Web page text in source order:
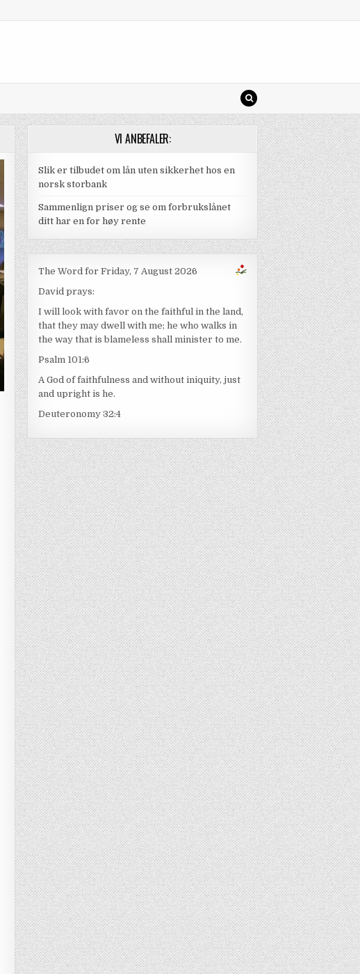
VI ANBEFALER:
Slik er tilbudet om lån uten sikkerhet hos en
norsk storbank
Sammenlign priser og se om forbrukslånet
ditt har en for høy rente
The Word for Friday, 7 August 2026
David prays:
I will look with favor on the faithful in the land,
that they may dwell with me; he who walks in
the way that is blameless shall minister to me.
Psalm 101:6
A God of faithfulness and without iniquity, just
and upright is he.
Deuteronomy 32:4